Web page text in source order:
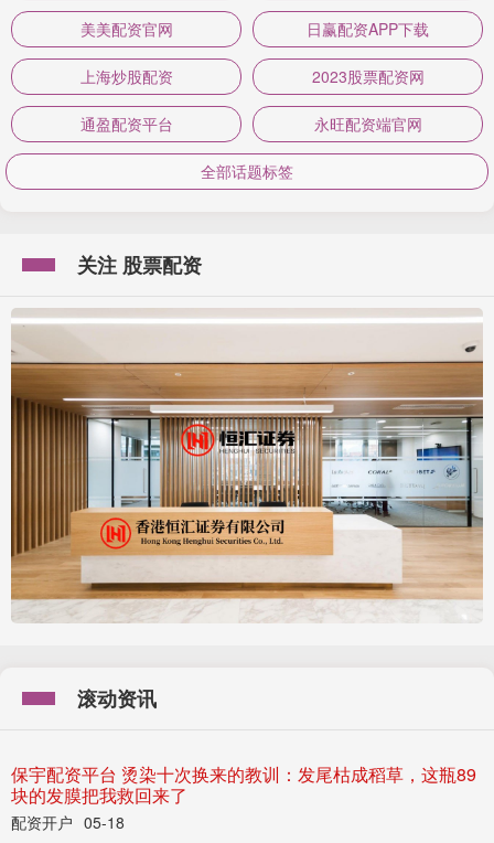
美美配资官网 日赢配资APP下载
上海炒股配资 2023股票配资网
通盈配资平台 永旺配资端官网
全部话题标签
关注 股票配资
滚动资讯
保宇配资平台 烫染十次换来的教训：发尾枯成稻草，这瓶89
块的发膜把我救回来了
配资开户 05-18